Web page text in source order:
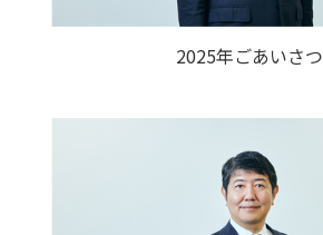
2025年ごあいさつ